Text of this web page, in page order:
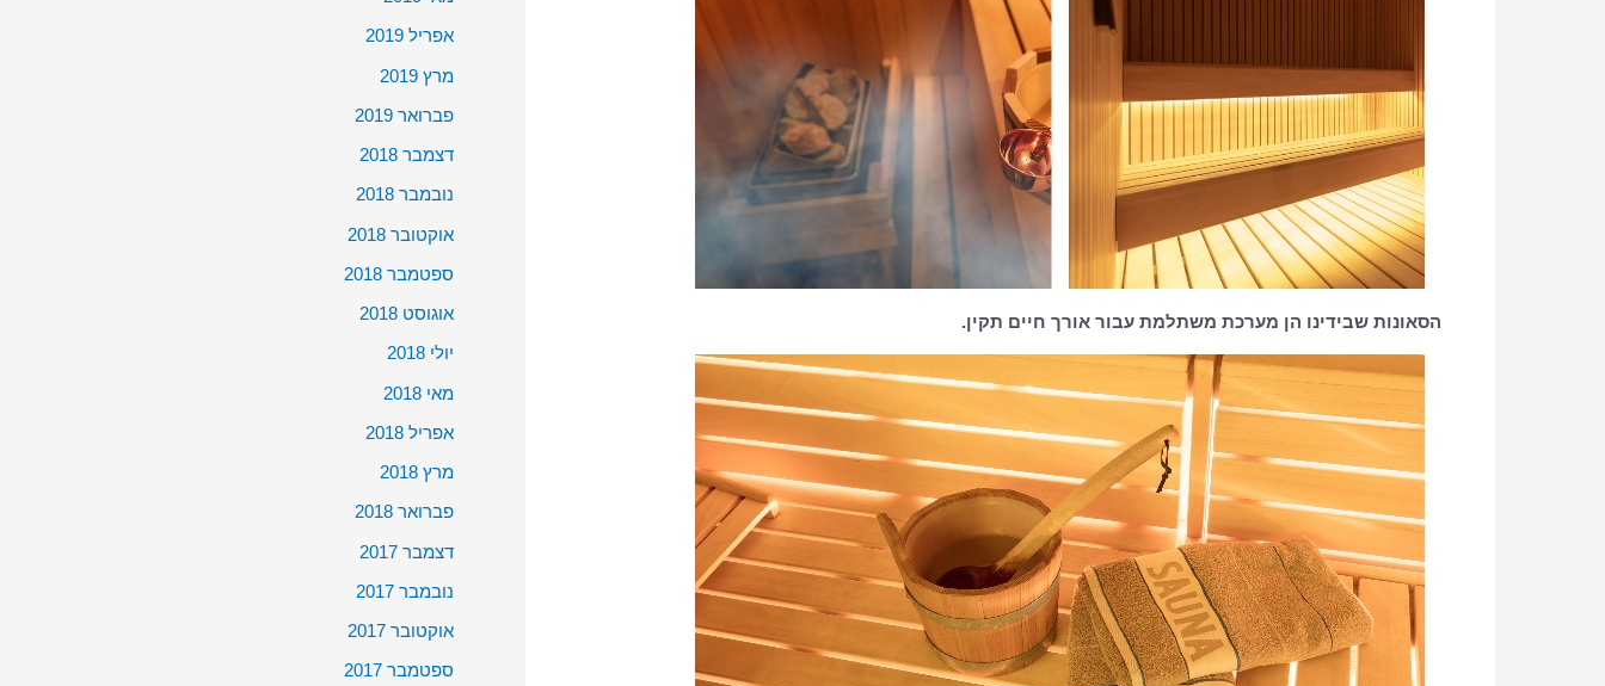
הסאונות שבידינו הן מערכת משתלמת עבור אורך חיים תקין.
אפריל 2019
מרץ 2019
פברואר 2019
דצמבר 2018
נובמבר 2018
אוקטובר 2018
ספטמבר 2018
אוגוסט 2018
יולי 2018
מאי 2018
אפריל 2018
מרץ 2018
פברואר 2018
דצמבר 2017
נובמבר 2017
אוקטובר 2017
ספטמבר 2017